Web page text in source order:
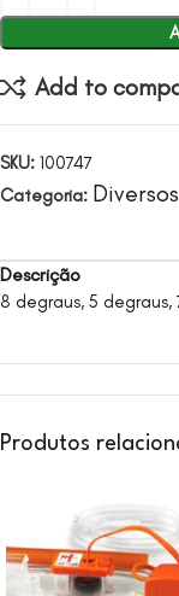
Add to
SKU: 100747
Categoria: Diversos
Descrição
8 degraus, 5 degraus,
Produtos